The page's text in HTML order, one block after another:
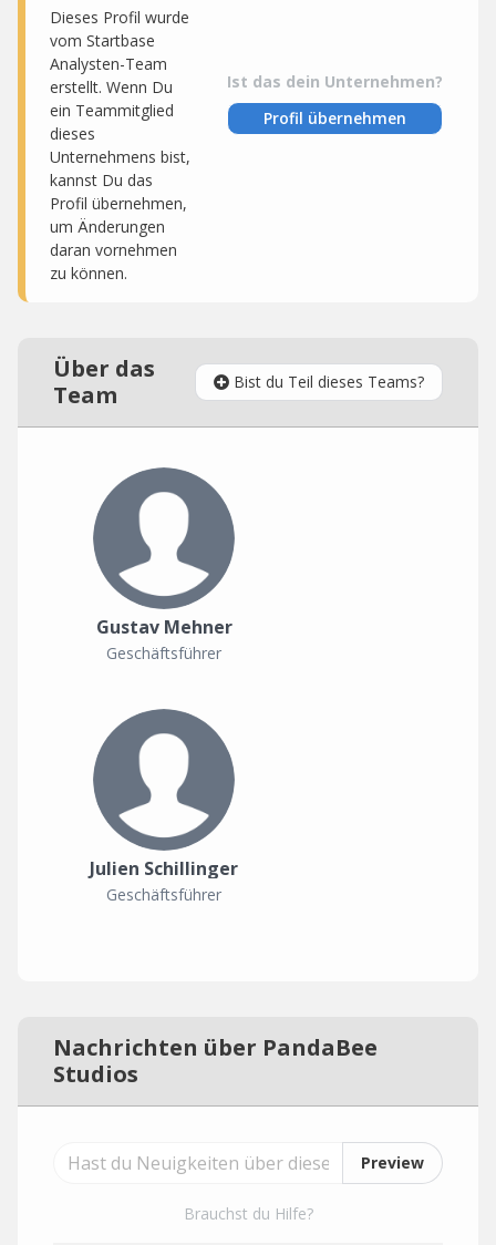
Dieses Profil wurde
vom Startbase
Analysten-Team
erstellt. Wenn Du
ein Teammitglied
dieses
Unternehmens bist,
kannst Du das
Profil übernehmen,
um Änderungen
daran vornehmen
zu können.
Ist das dein Unternehmen?
Profil übernehmen
Über das
Team
Bist du Teil dieses Teams?
Gustav Mehner
Geschäftsführer
Julien Schillinger
Geschäftsführer
Nachrichten über PandaBee
Studios
Preview
Brauchst du Hilfe?